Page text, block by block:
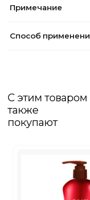
Примечание
Способ
С этим товаром
также
покупают